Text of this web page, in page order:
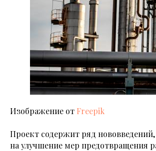
Изображение от Freepik
Проект содержит ряд
на улучшение мер предотвращения